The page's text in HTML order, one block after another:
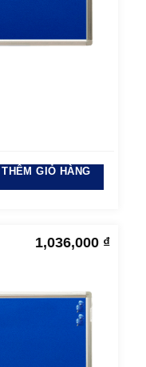
THÊM GIỎ HÀNG
1,036,000 ₫